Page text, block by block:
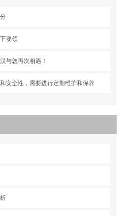
要领
与您再次相遇！
安全性，需要进行定期维护和保养